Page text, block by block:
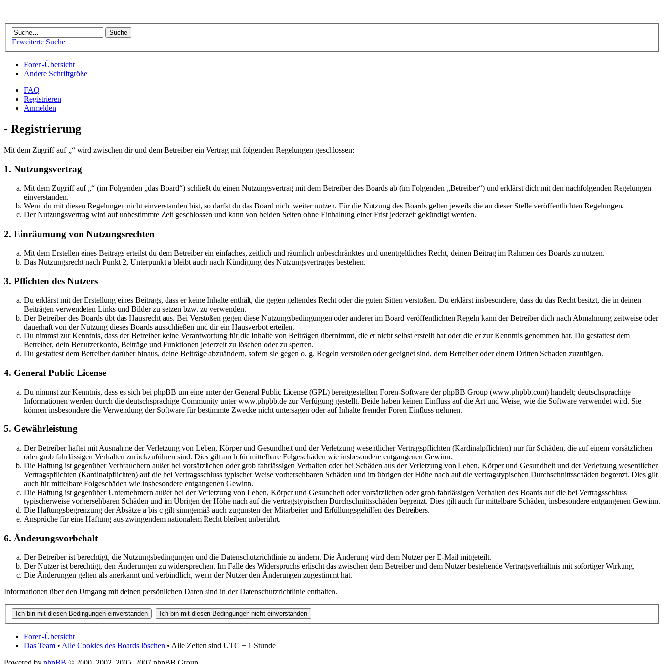
Erweiterte Suche
Foren-Übersicht
Ändere Schriftgröße
FAQ
Registrieren
Anmelden
- Registrierung
Mit dem Zugriff auf „“ wird zwischen dir und dem Betreiber ein Vertrag mit folgenden Regelungen geschlossen:
1. Nutzungsvertrag
Mit dem Zugriff auf „“ (im Folgenden „das Board“) schließt du einen Nutzungsvertrag mit dem Betreiber des Boards ab (im Folgenden „Betreiber“) und erklärst dich mit den nachfolgenden Regelungen
einverstanden.
Wenn du mit diesen Regelungen nicht einverstanden bist, so darfst du das Board nicht weiter nutzen. Für die Nutzung des Boards gelten jeweils die an dieser Stelle veröffentlichten Regelungen.
Der Nutzungsvertrag wird auf unbestimmte Zeit geschlossen und kann von beiden Seiten ohne Einhaltung einer Frist jederzeit gekündigt werden.
2. Einräumung von Nutzungsrechten
Mit dem Erstellen eines Beitrags erteilst du dem Betreiber ein einfaches, zeitlich und räumlich unbeschränktes und unentgeltliches Recht, deinen Beitrag im Rahmen des Boards zu nutzen.
Das Nutzungsrecht nach Punkt 2, Unterpunkt a bleibt auch nach Kündigung des Nutzungsvertrages bestehen.
3. Pflichten des Nutzers
Du erklärst mit der Erstellung eines Beitrags, dass er keine Inhalte enthält, die gegen geltendes Recht oder die guten Sitten verstoßen. Du erklärst insbesondere, dass du das Recht besitzt, die in deinen
Beiträgen verwendeten Links und Bilder zu setzen bzw. zu verwenden.
Der Betreiber des Boards übt das Hausrecht aus. Bei Verstößen gegen diese Nutzungsbedingungen oder anderer im Board veröffentlichten Regeln kann der Betreiber dich nach Abmahnung zeitweise oder
dauerhaft von der Nutzung dieses Boards ausschließen und dir ein Hausverbot erteilen.
Du nimmst zur Kenntnis, dass der Betreiber keine Verantwortung für die Inhalte von Beiträgen übernimmt, die er nicht selbst erstellt hat oder die er zur Kenntnis genommen hat. Du gestattest dem
Betreiber, dein Benutzerkonto, Beiträge und Funktionen jederzeit zu löschen oder zu sperren.
Du gestattest dem Betreiber darüber hinaus, deine Beiträge abzuändern, sofern sie gegen o. g. Regeln verstoßen oder geeignet sind, dem Betreiber oder einem Dritten Schaden zuzufügen.
4. General Public License
Du nimmst zur Kenntnis, dass es sich bei phpBB um eine unter der General Public License (GPL) bereitgestellten Foren-Software der phpBB Group (www.phpbb.com) handelt; deutschsprachige
Informationen werden durch die deutschsprachige Community unter www.phpbb.de zur Verfügung gestellt. Beide haben keinen Einfluss auf die Art und Weise, wie die Software verwendet wird. Sie
können insbesondere die Verwendung der Software für bestimmte Zwecke nicht untersagen oder auf Inhalte fremder Foren Einfluss nehmen.
5. Gewährleistung
Der Betreiber haftet mit Ausnahme der Verletzung von Leben, Körper und Gesundheit und der Verletzung wesentlicher Vertragspflichten (Kardinalpflichten) nur für Schäden, die auf einem vorsätzlichen
oder grob fahrlässigen Verhalten zurückzuführen sind. Dies gilt auch für mittelbare Folgeschäden wie insbesondere entgangenen Gewinn.
Die Haftung ist gegenüber Verbrauchern außer bei vorsätzlichen oder grob fahrlässigen Verhalten oder bei Schäden aus der Verletzung von Leben, Körper und Gesundheit und der Verletzung wesentlicher
Vertragspflichten (Kardinalpflichten) auf die bei Vertragsschluss typischer Weise vorhersehbaren Schäden und im übrigen der Höhe nach auf die vertragstypischen Durchschnittsschäden begrenzt. Dies gilt
auch für mittelbare Folgeschäden wie insbesondere entgangenen Gewinn.
Die Haftung ist gegenüber Unternehmern außer bei der Verletzung von Leben, Körper und Gesundheit oder vorsätzlichen oder grob fahrlässigen Verhalten des Boards auf die bei Vertragsschluss
typischerweise vorhersehbaren Schäden und im Übrigen der Höhe nach auf die vertragstypischen Durchschnittsschäden begrenzt. Dies gilt auch für mittelbare Schäden, insbesondere entgangenen Gewinn.
Die Haftungsbegrenzung der Absätze a bis c gilt sinngemäß auch zugunsten der Mitarbeiter und Erfüllungsgehilfen des Betreibers.
Ansprüche für eine Haftung aus zwingendem nationalem Recht bleiben unberührt.
6. Änderungsvorbehalt
Der Betreiber ist berechtigt, die Nutzungsbedingungen und die Datenschutzrichtlinie zu ändern. Die Änderung wird dem Nutzer per E-Mail mitgeteilt.
Der Nutzer ist berechtigt, den Änderungen zu widersprechen. Im Falle des Widerspruchs erlischt das zwischen dem Betreiber und dem Nutzer bestehende Vertragsverhältnis mit sofortiger Wirkung.
Die Änderungen gelten als anerkannt und verbindlich, wenn der Nutzer den Änderungen zugestimmt hat.
Informationen über den Umgang mit deinen persönlichen Daten sind in der Datenschutzrichtlinie enthalten.
Foren-Übersicht
Das Team • Alle Cookies des Boards löschen • Alle Zeiten sind UTC + 1 Stunde
Powered by phpBB © 2000, 2002, 2005, 2007 phpBB Group